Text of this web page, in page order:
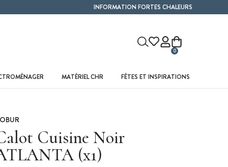
INFORMATION FORTES CHALEURS
0
MATÉRIEL CHR FÊTES ET INSPIRATIONS
Cuisine Noir
(x1)